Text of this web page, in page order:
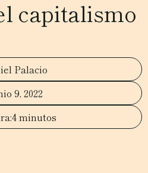
capitalismo
Palacio
9, 2022
4 minutos